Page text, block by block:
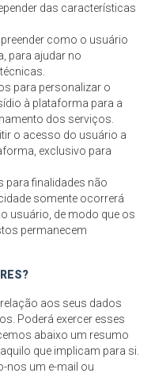
das características
como o usuário
para ajudar no
para personalizar o
à plataforma para a
dos serviços.
o acesso do usuário a
exclusivo para
para finalidades não
somente ocorrerá
usuário, de modo que os
permanecem
aos seus dados
Poderá exercer esses
abaixo um resumo
que implicam para si.
nos um e-mail ou